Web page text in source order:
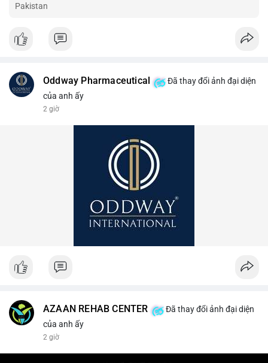
Pakistan
Oddway Pharmaceutical
Đã thay đổi ảnh đại diện
của anh ấy
2 giờ
AZAAN REHAB CENTER
Đã thay đổi ảnh đại diện
của anh ấy
2 giờ